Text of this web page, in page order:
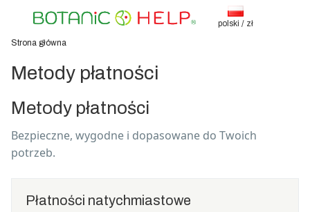
polski / zł
Strona główna
Metody płatności
Metody płatności
Bezpieczne, wygodne i dopasowane do Twoich
potrzeb.
Płatności natychmiastowe